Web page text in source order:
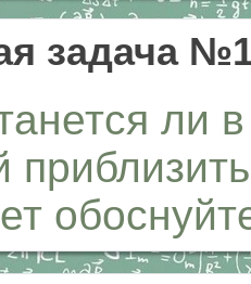
задача
ли